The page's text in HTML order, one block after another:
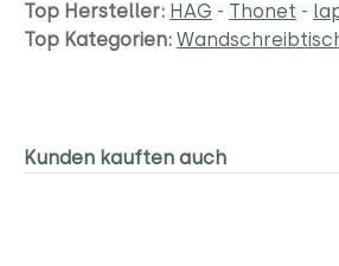
Top Hersteller: HAG - Thonet -
Top Kategorien:
Kunden kauften auch